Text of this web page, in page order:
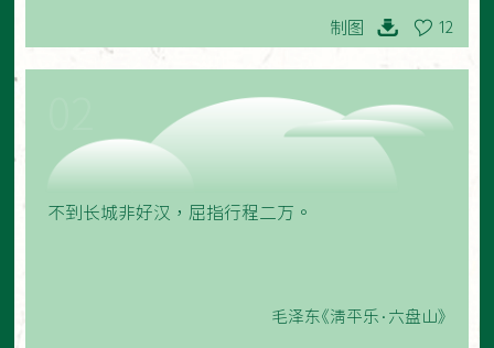
制图 12
不到长城非好汉，屈指行程二万。
毛泽东《清平乐·六盘山》